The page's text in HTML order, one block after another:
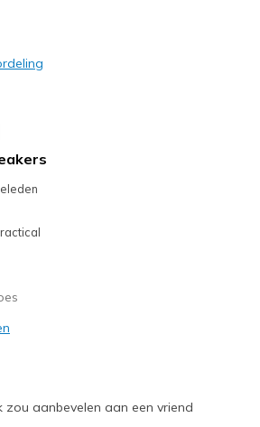
Feels true to size
zou aanbevelen aan een vriend